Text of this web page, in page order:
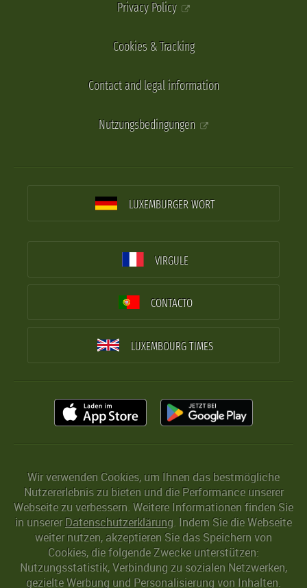
Privacy Policy
Cookies & Tracking
Contact and legal information
Nutzungsbedingungen
LUXEMBURGER WORT
VIRGULE
CONTACTO
LUXEMBOURG TIMES
Wir verwenden Cookies, um Ihnen das bestmögliche
Nutzererlebnis zu bieten und die Performance unserer
Webseite zu verbessern. Weitere Informationen finden Sie
in unserer Datenschutzerklärung. Indem Sie die Webseite
weiter nutzen, akzeptieren Sie das Speichern von
Cookies, die folgende Zwecke unterstützen:
Nutzungsstatistik, Verbindung zu sozialen Netzwerken,
gezielte Werbung und Personalisierung von Inhalten.